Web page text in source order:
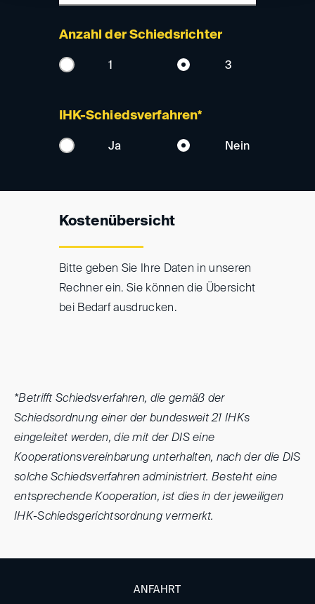
Anzahl der Schiedsrichter
1 3
IHK-Schiedsverfahren*
Ja Nein
Kostenübersicht
Bitte geben Sie Ihre Daten in unseren
Rechner ein. Sie können die Übersicht
bei Bedarf ausdrucken.
*Betrifft Schiedsverfahren, die gemäß der
Schiedsordnung einer der bundesweit 21 IHKs
eingeleitet werden, die mit der DIS eine
Kooperationsvereinbarung unterhalten, nach der die DIS
solche Schiedsverfahren administriert. Besteht eine
entsprechende Kooperation, ist dies in der jeweiligen
IHK-Schiedsgerichtsordnung vermerkt.
ANFAHRT